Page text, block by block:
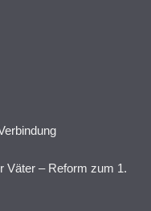
Väter – Reform zum 1.